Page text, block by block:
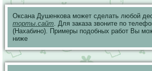
Оксана Душенкова может сделать любой
торты.сайт. Для заказа звоните по
(Нахабино). Примеры подобных работ Вы
ниже